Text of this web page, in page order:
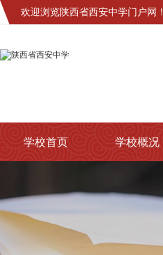
欢迎浏览陕西省西安中学门户网！
学校首页 学校概况